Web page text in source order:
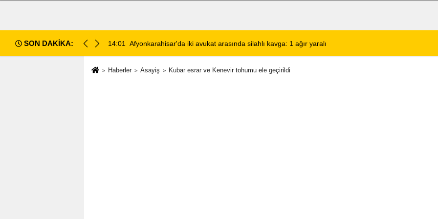
SON DAKİKA:
kavga: 1 ağır yaralı 13:28 Emirdağ Devlet Hastanesi'nde KBB Uzmanı hasta kabulüne başlıyor Google
Haberler Asayiş Kubar esrar ve Kenevir tohumu ele geçirildi